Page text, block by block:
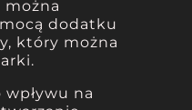
można
dodatku
który można
na